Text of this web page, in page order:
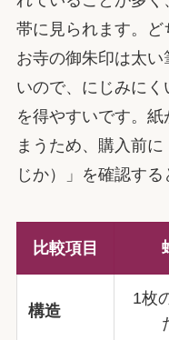
帯に見られます。ど
お寺の御朱印は太
いので、にじみに
を得やすいです。
まうため、購入前
じか）」を確認する
比較項目
構造
1枚